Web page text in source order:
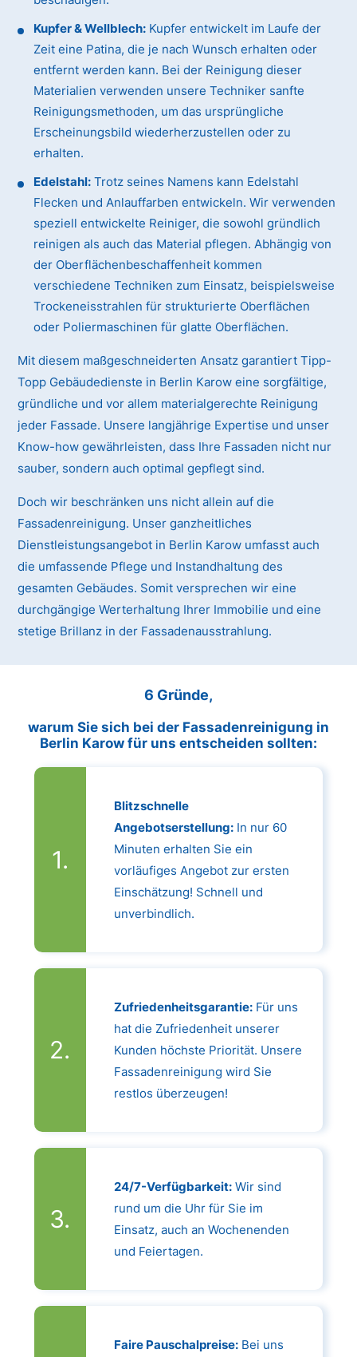
Kupfer & Wellblech: Kupfer entwickelt im Laufe der
Zeit eine Patina, die je nach Wunsch erhalten oder
entfernt werden kann. Bei der Reinigung dieser
Materialien verwenden unsere Techniker sanfte
Reinigungsmethoden, um das ursprüngliche
Erscheinungsbild wiederherzustellen oder zu
erhalten.
Edelstahl: Trotz seines Namens kann Edelstahl
Flecken und Anlauffarben entwickeln. Wir verwenden
speziell entwickelte Reiniger, die sowohl gründlich
reinigen als auch das Material pflegen. Abhängig von
der Oberflächenbeschaffenheit kommen
verschiedene Techniken zum Einsatz, beispielsweise
Trockeneisstrahlen für strukturierte Oberflächen
oder Poliermaschinen für glatte Oberflächen.
Mit diesem maßgeschneiderten Ansatz garantiert Tipp-
Topp Gebäudedienste in Berlin Karow eine sorgfältige,
gründliche und vor allem materialgerechte Reinigung
jeder Fassade. Unsere langjährige Expertise und unser
Know-how gewährleisten, dass Ihre Fassaden nicht nur
sauber, sondern auch optimal gepflegt sind.
Doch wir beschränken uns nicht allein auf die
Fassadenreinigung. Unser ganzheitliches
Dienstleistungsangebot in Berlin Karow umfasst auch
die umfassende Pflege und Instandhaltung des
gesamten Gebäudes. Somit versprechen wir eine
durchgängige Werterhaltung Ihrer Immobilie und eine
stetige Brillanz in der Fassadenausstrahlung.
6 Gründe,
warum Sie sich bei der Fassadenreinigung in
Berlin Karow für uns entscheiden sollten:
Blitzschnelle
Angebotserstellung:In nur 60
Minuten erhalten Sie ein
vorläufiges Angebot zur ersten
Einschätzung! Schnell und
unverbindlich.
Zufriedenheitsgarantie:Für uns
hat die Zufriedenheit unserer
Kunden höchste Priorität. Unsere
Fassadenreinigung wird Sie
restlos überzeugen!
24/7-Verfügbarkeit:Wir sind
rund um die Uhr für Sie im
Einsatz, auch an Wochenenden
und Feiertagen.
Faire Pauschalpreise:Bei uns